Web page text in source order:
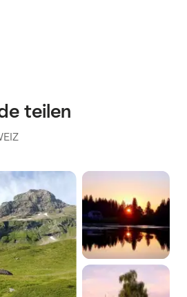
teilen